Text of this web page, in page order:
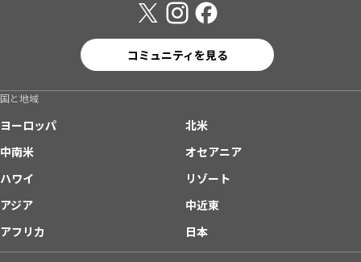
コミュニティを見る
国と地域
ヨーロッパ
北米
中南米
オセアニア
ハワイ
リゾート
アジア
中近東
アフリカ
日本